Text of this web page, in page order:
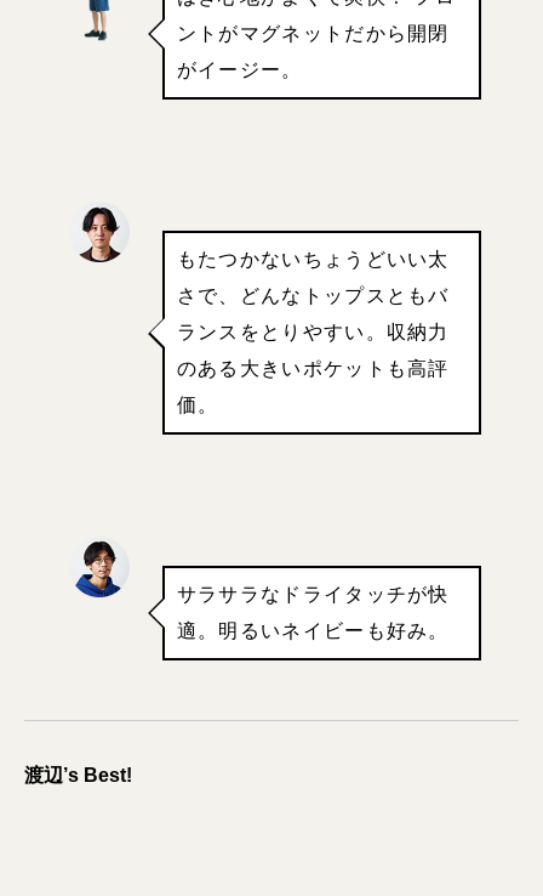
ントがマグネットだから開閉
がイージー。
もたつかないちょうどいい太
さで、どんなトップスともバ
ランスをとりやすい。収納力
のある大きいポケットも高評
価。
サラサラなドライタッチが快
適。明るいネイビーも好み。
渡辺’s Best!